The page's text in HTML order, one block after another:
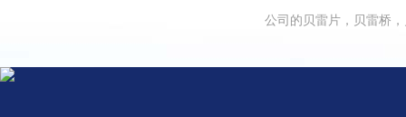
公司的贝雷片，贝雷桥